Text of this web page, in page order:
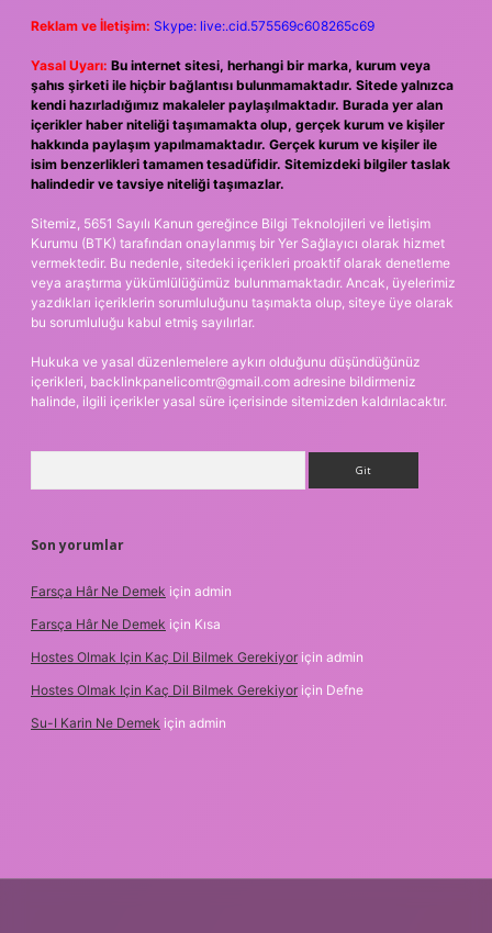
Reklam ve İletişim: Skype: live:.cid.575569c608265c69
Yasal Uyarı: Bu internet sitesi, herhangi bir marka, kurum veya
şahıs şirketi ile hiçbir bağlantısı bulunmamaktadır. Sitede yalnızca
kendi hazırladığımız makaleler paylaşılmaktadır. Burada yer alan
içerikler haber niteliği taşımamakta olup, gerçek kurum ve kişiler
hakkında paylaşım yapılmamaktadır. Gerçek kurum ve kişiler ile
isim benzerlikleri tamamen tesadüfidir. Sitemizdeki bilgiler taslak
halindedir ve tavsiye niteliği taşımazlar.
Sitemiz, 5651 Sayılı Kanun gereğince Bilgi Teknolojileri ve İletişim
Kurumu (BTK) tarafından onaylanmış bir Yer Sağlayıcı olarak hizmet
vermektedir. Bu nedenle, sitedeki içerikleri proaktif olarak denetleme
veya araştırma yükümlülüğümüz bulunmamaktadır. Ancak, üyelerimiz
yazdıkları içeriklerin sorumluluğunu taşımakta olup, siteye üye olarak
bu sorumluluğu kabul etmiş sayılırlar.
Hukuka ve yasal düzenlemelere aykırı olduğunu düşündüğünüz
içerikleri, backlinkpanelicomtr@gmail.com adresine bildirmeniz
halinde, ilgili içerikler yasal süre içerisinde sitemizden kaldırılacaktır.
Son yorumlar
Farsça Hâr Ne Demek için admin
Farsça Hâr Ne Demek için Kısa
Hostes Olmak Için Kaç Dil Bilmek Gerekiyor için admin
Hostes Olmak Için Kaç Dil Bilmek Gerekiyor için Defne
Su-I Karin Ne Demek için admin